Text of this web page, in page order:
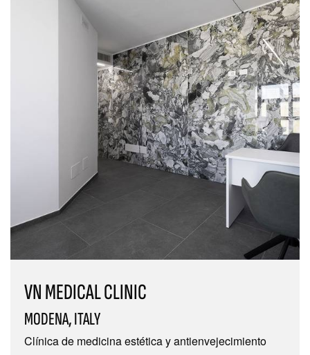
VN MEDICAL CLINIC
MODENA, ITALY
Clínica de medicina estética y antienvejecimiento